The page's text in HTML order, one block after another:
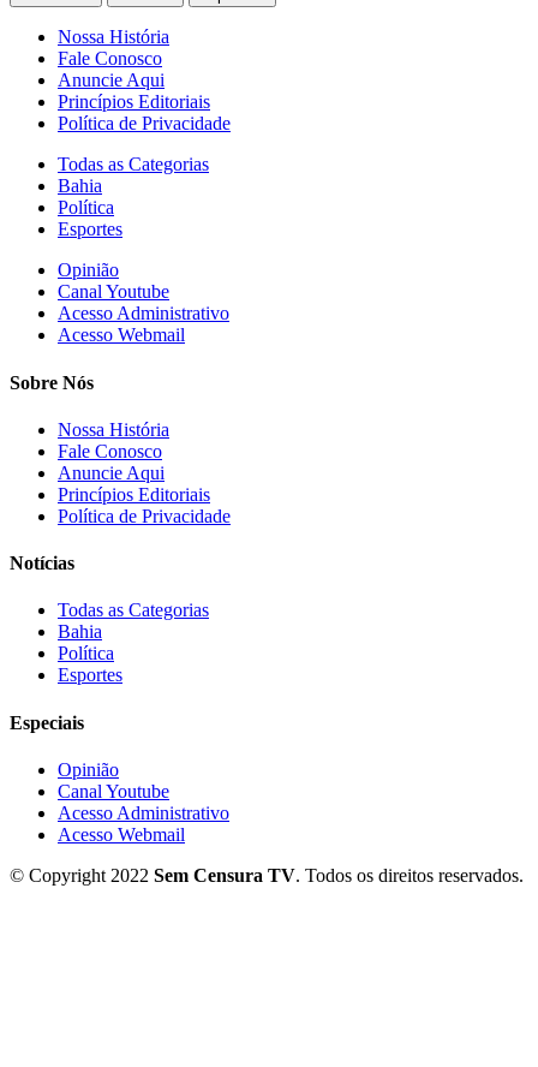
Nossa História
Fale Conosco
Anuncie Aqui
Princípios Editoriais
Política de Privacidade
Todas as Categorias
Bahia
Política
Esportes
Opinião
Canal Youtube
Acesso Administrativo
Acesso Webmail
Sobre Nós
Nossa História
Fale Conosco
Anuncie Aqui
Princípios Editoriais
Política de Privacidade
Notícias
Todas as Categorias
Bahia
Política
Esportes
Especiais
Opinião
Canal Youtube
Acesso Administrativo
Acesso Webmail
© Copyright 2022 Sem Censura TV. Todos os direitos reservados.